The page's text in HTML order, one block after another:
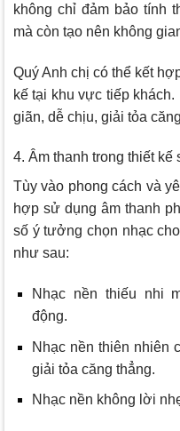
không chỉ đảm bảo tính
mà còn tạo nên không
Quý Anh chị có thể kết
kế tại khu vực tiếp
giãn, dễ chịu, giải tỏa
4. Âm thanh trong thiết kế
Tùy vào phong cách và
hợp sử dụng âm thanh
số ý tưởng chọn nhạc
như sau:
Nhạc nền thiếu nhi
động.
Nhạc nền thiên nhiên
giải tỏa căng thẳng.
Nhạc nền không lời